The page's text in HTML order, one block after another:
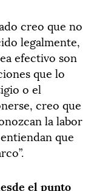
creo que no
legalmente,
efectivo son
que lo
o el
creo que
la labor
que
el punto